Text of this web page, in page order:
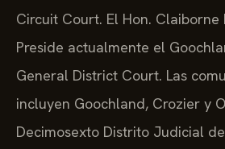
Circuit Court. El Hon. Claiborne
Preside actualmente el
General District Court. Las
incluyen Goochland, Crozier y
Decimosexto Distrito Judicial